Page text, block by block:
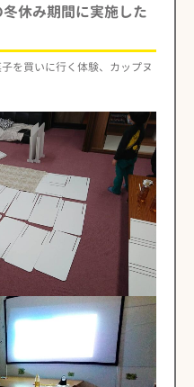
休み期間に実施した
を買いに行く体験、カップヌ